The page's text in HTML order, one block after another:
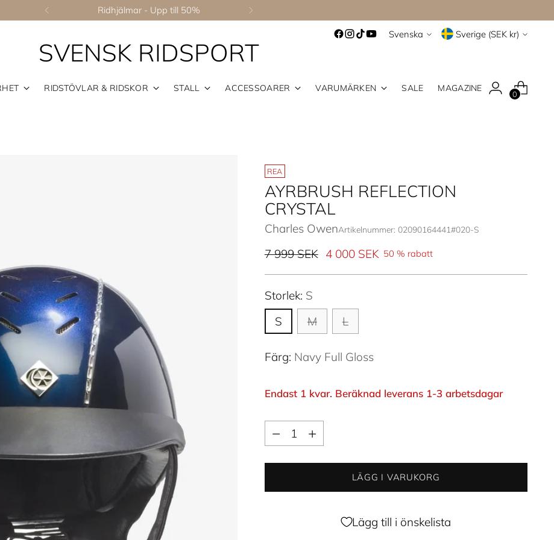
Ridhjälmar - Upp till 50%
Språk
Svenska Valuta Sverige (SEK kr)
SVENSK RIDSPORT
RIDSTÖVLAR & RIDSKOR STALL ACCESSOARER VARUMÄRKEN SALE MAGAZINE
0
REA
AYRBRUSH REFLECTION
CRYSTAL
Charles OwenArtikelnummer: 02090164441#020-S
Ordinarie
7 999 SEK 4 000 SEK 50 % rabatt
Storlek: S
S
M L
Färg: Navy Full Gloss
Endast 1 kvar. Beräknad leverans 1-3 arbetsdagar
Kvantitet
Kvantitet
LÄGG I VARUKORG
Lägg till i önskelista